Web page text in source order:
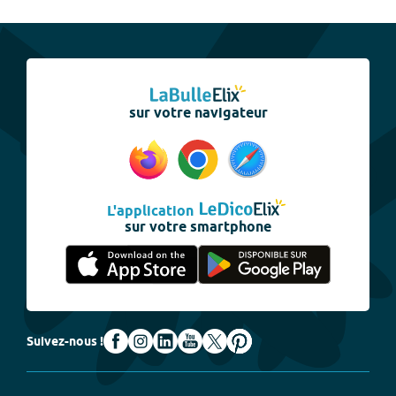
sur votre navigateur
L'application
sur votre smartphone
Suivez-nous !